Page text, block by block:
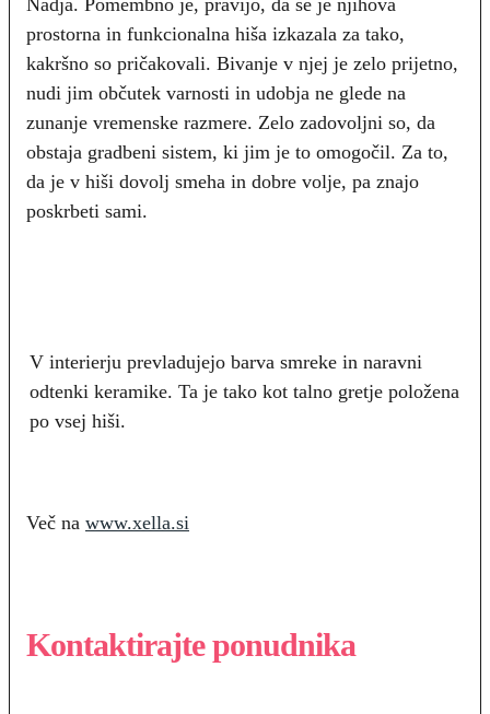
Nadja. Pomembno je, pravijo, da se je njihova
prostorna in funkcionalna hiša izkazala za tako,
kakršno so pričakovali. Bivanje v njej je zelo prijetno,
nudi jim občutek varnosti in udobja ne glede na
zunanje vremenske razmere. Zelo zadovoljni so, da
obstaja gradbeni sistem, ki jim je to omogočil. Za to,
da je v hiši dovolj smeha in dobre volje, pa znajo
poskrbeti sami.
V interierju prevladujejo barva smreke in naravni
odtenki keramike. Ta je tako kot talno gretje položena
po vsej hiši.
Več na www.xella.si
Kontaktirajte ponudnika